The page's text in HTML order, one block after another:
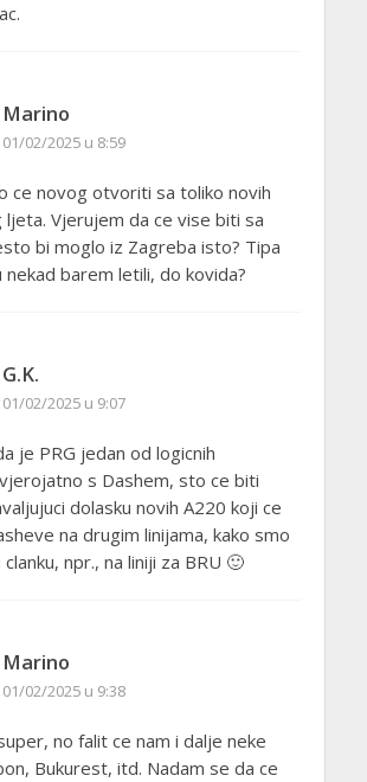
Marino
01/02/2025 u 8:59
ce novog otvoriti sa toliko novih
ljeta. Vjerujem da ce vise biti sa
bi moglo iz Zagreba isto? Tipa
nekad barem letili, do kovida?
G.K.
01/02/2025 u 9:07
je PRG jedan od logicnih
s Dashem, sto ce biti
dolasku novih A220 koji ce
na drugim linijama, kako smo
npr., na liniji za BRU 🙂
Marino
01/02/2025 u 9:38
no falit ce nam i dalje neke
Bukurest, itd. Nadam se da ce